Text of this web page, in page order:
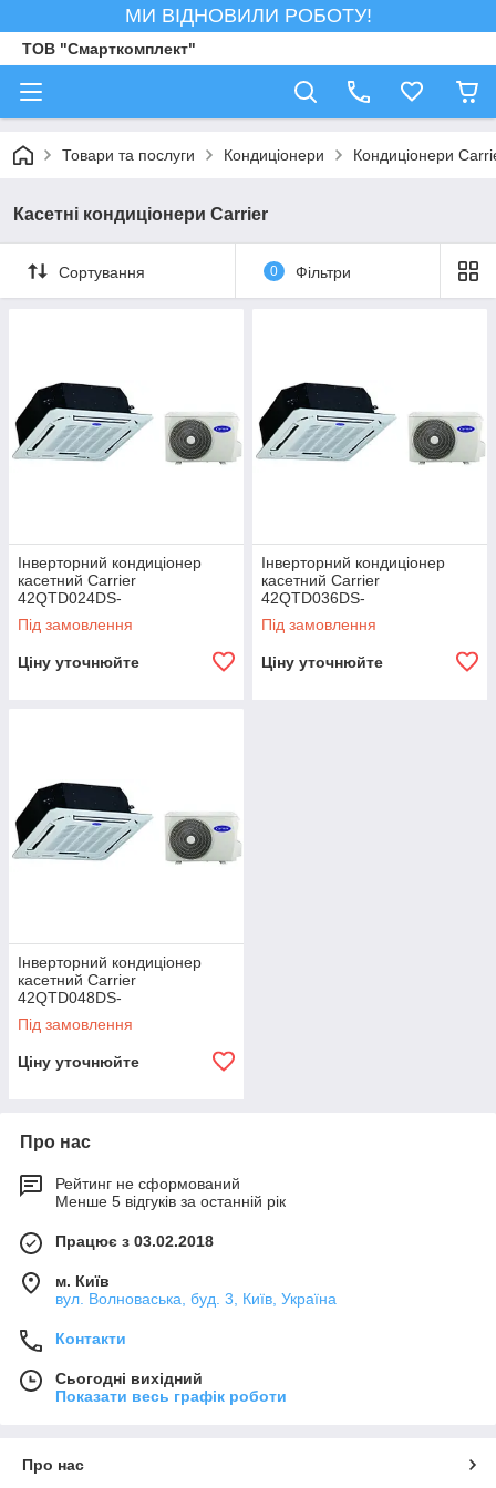
МИ ВІДНОВИЛИ РОБОТУ!
ТОВ "Смарткомплект"
Товари та послуги Кондиціонери Кондиціонери
Касетні кондиціонери Carrier
Сортування 0 Фільтри
Інверторний кондиціонер
касетний Carrier
42QTD024DS-
1/38QUS024DS-1
Під замовлення
Ціну уточнюйте
Інверторний кондиціонер
касетний Carrier
42QTD036DS-
1/38QUS036DT-1
Під замовлення
Ціну уточнюйте
Інверторний кондиціонер
касетний Carrier
42QTD048DS-
1/38QUS048DT-1
Під замовлення
Ціну уточнюйте
Про нас
Рейтинг не сформований
Менше 5 відгуків за останній рік
Працює з 03.02.2018
м. Київ
вул. Волноваська, буд. 3, Київ, Україна
Контакти
Сьогодні вихідний
Показати весь графік роботи
Про нас